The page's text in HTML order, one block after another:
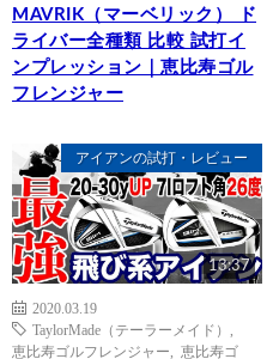
MAVRIK（マーベリック） ド
ライバー全種類 比較 試打イ
ンプレッション｜恵比寿ゴル
フレンジャー
アイアンの試打・レビュー
13:37
2020.03.19
TaylorMade（テーラーメイド）
恵比寿ゴルフレンジャー
恵比寿ゴ